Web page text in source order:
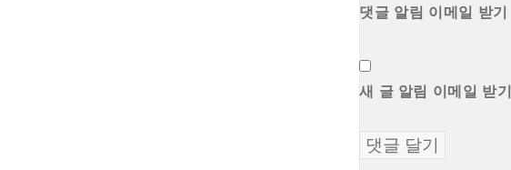
댓글 알림 이메일 받기
새 글 알림 이메일 받기